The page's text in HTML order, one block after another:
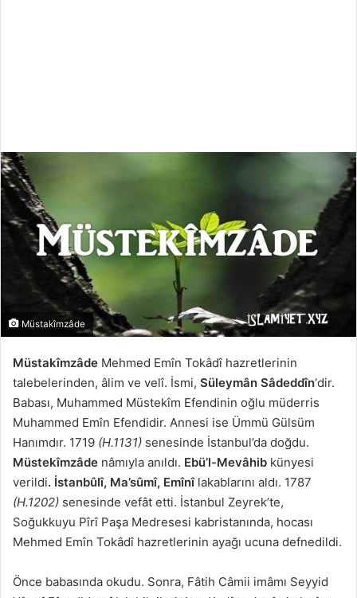
Müstakîmzâde
Müstakîmzâde Mehmed Emîn Tokâdî hazretlerinin
talebelerinden, âlim ve velî. İsmi, Süleymân Sâdeddîn‘dir.
Babası, Muhammed Müstekîm Efendinin oğlu müderris
Muhammed Emîn Efendidir. Annesi ise Ümmü Gülsüm
Hanımdır. 1719 (H.1131) senesinde İstanbul’da doğdu.
Müstekîmzâde nâmıyla anıldı. Ebü’l-Mevâhib künyesi
verildi. İstanbûlî, Ma’sûmî, Emînî lakablarını aldı. 1787
(H.1202) senesinde vefât etti. İstanbul Zeyrek’te,
Soğukkuyu Pîrî Paşa Medresesi kabristanında, hocası
Mehmed Emîn Tokâdî hazretlerinin ayağı ucuna defnedildi.
Önce babasında okudu. Sonra, Fâtih Câmii imâmı Seyyid